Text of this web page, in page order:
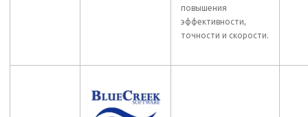
повышения
эффективности,
точности и скорости.